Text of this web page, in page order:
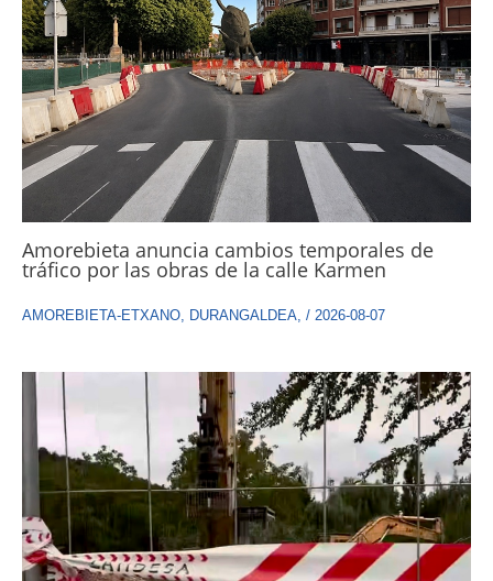
Amorebieta anuncia cambios temporales de
tráfico por las obras de la calle Karmen
AMOREBIETA-ETXANO, DURANGALDEA, / 2026-08-07